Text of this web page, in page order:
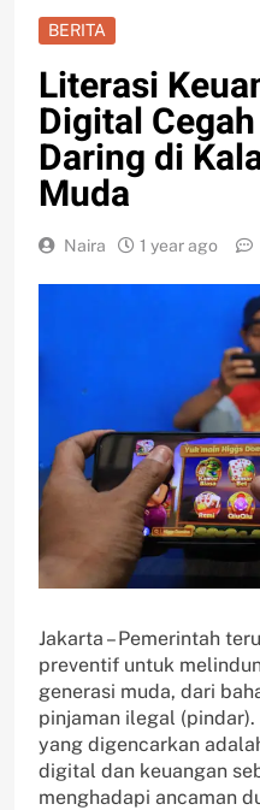
BERITA
Literasi
Digital
Daring di
Muda
Naira 1 year ago
Jakarta – Pemerintah
preventif untuk
generasi muda, dari
pinjaman ilegal
yang digencarkan
digital dan keuangan
menghadapi ancaman